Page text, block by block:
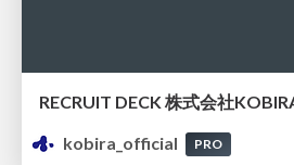
RECRUIT DECK 株式会社
kobira_official
PRO